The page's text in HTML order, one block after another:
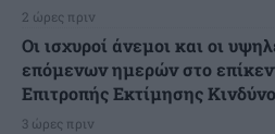
2 ώρες πριν
Οι ισχυροί άνεμοι και οι
επόμενων ημερών στο
Επιτροπής Εκτίμησης
3 ώρες πριν